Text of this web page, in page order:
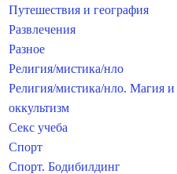
Путешествия и география
Развлечения
Разное
Религия/мистика/нло
Религия/мистика/нло. Магия и
оккультизм
Секс учеба
Спорт
Спорт. Бодибилдинг